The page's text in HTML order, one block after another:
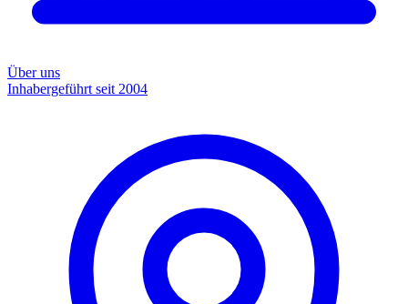
Über uns
Inhabergeführt seit 2004